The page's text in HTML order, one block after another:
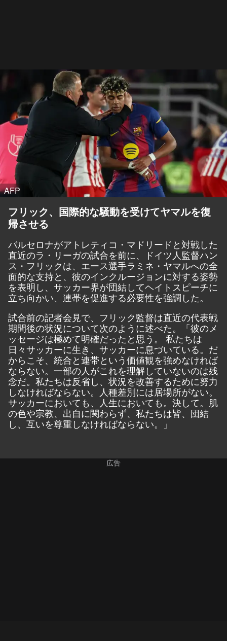
AFP
フリック、国際的な騒動を受けてヤマルを復
帰させる
バルセロナがアトレティコ・マドリードと対戦した
直近のラ・リーガの試合を前に、ドイツ人監督ハン
ス・フリックは、エース選手ラミネ・ヤマルへの全
面的な支持と、彼のインクルージョンに対する姿勢
を表明し、サッカー界が団結してヘイトスピーチに
立ち向かい、連帯を促進する必要性を強調した。
試合前の記者会見で、フリック監督は直近の代表戦
期間後の状況について次のように述べた。「彼のメ
ッセージは極めて明確だったと思う。 私たちは
日々サッカーに生き、サッカーに息づいている。だ
からこそ、統合と連帯という価値観を強めなければ
ならない。一部の人がこれを理解していないのは残
念だ。私たちは反省し、状況を改善するために努力
しなければならない。人種差別には居場所がない。
サッカーにおいても、人生においても。決して。肌
の色や宗教、出自に関わらず、私たちは皆、団結
し、互いを尊重しなければならない。」